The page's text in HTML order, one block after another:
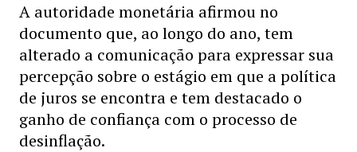
A autoridade monetária afirmou no
documento que, ao longo do ano, tem
alterado a comunicação para expressar sua
percepção sobre o estágio em que a política
de juros se encontra e tem destacado o
ganho de confiança com o processo de
desinflação.